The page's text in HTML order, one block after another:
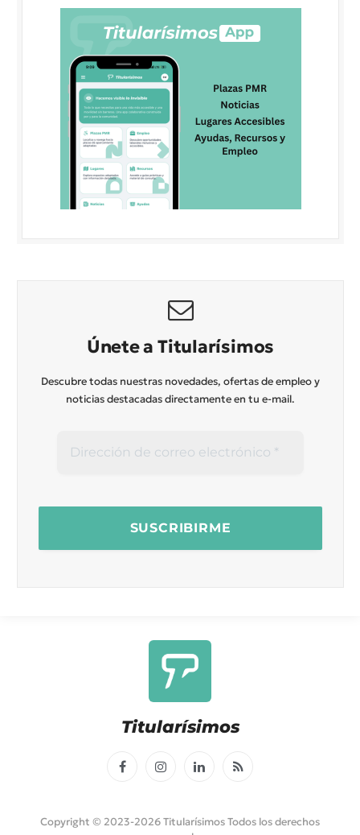
Únete a Titularísimos
Descubre todas nuestras novedades, ofertas de empleo y
noticias destacadas directamente en tu e-mail.
Titularísimos
FacebookInstagramLinkedInRSS
Copyright © 2023-2026 Titularísimos Todos los derechos